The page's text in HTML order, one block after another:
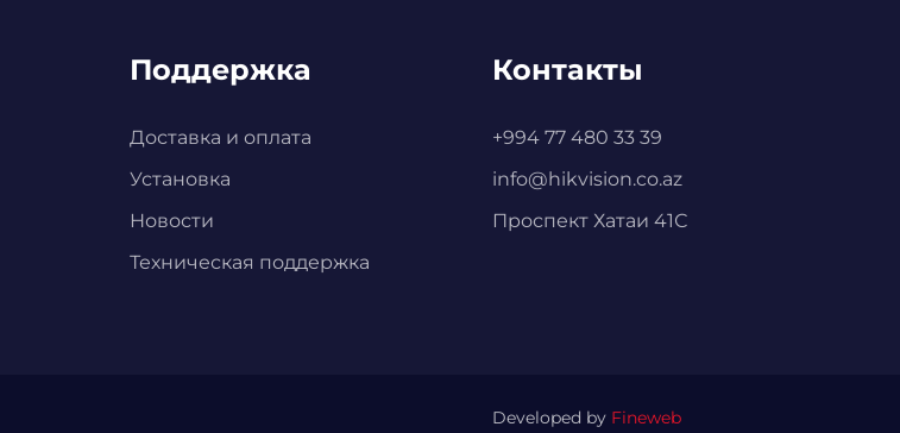
Поддержка
Доставка и оплата
Установка
Новости
Техническая поддержка
Контакты
+994 77 480 33 39
info@hikvision.co.az
Проспект Хатаи 41С
Developed by Fineweb